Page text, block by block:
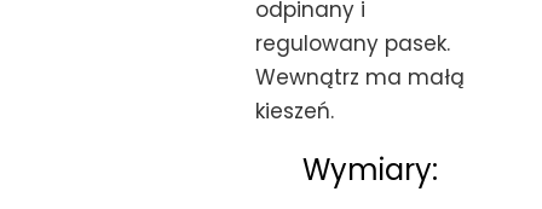
odpinany i
regulowany pasek.
Wewnątrz ma małą
kieszeń.
Wymiary: